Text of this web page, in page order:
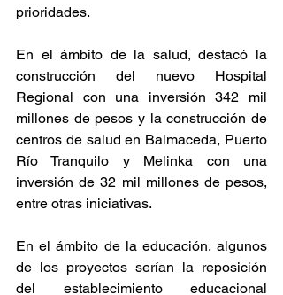
prioridades.
En el ámbito de la salud, destacó la
construcción del nuevo Hospital
Regional con una inversión 342 mil
millones de pesos y la construcción de
centros de salud en Balmaceda, Puerto
Río Tranquilo y Melinka con una
inversión de 32 mil millones de pesos,
entre otras iniciativas.
En el ámbito de la educación, algunos
de los proyectos serían la reposición
del establecimiento educacional